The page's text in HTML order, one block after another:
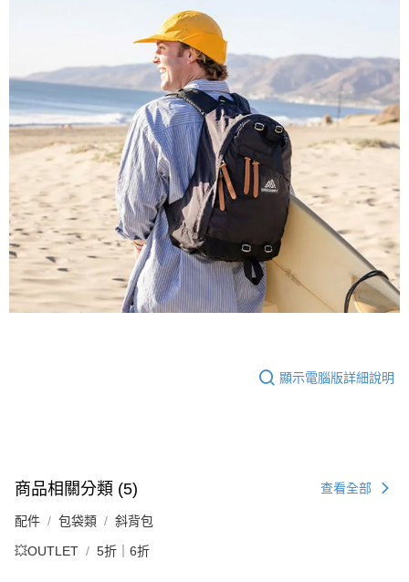
顯示電腦版詳細說明
商品相關分類 (5) 查看全部
配件 包袋類 斜背包
💥OUTLET 5折｜6折